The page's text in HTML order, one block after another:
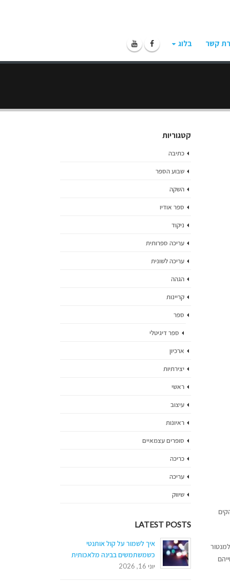
קשר בלוג
הוא הקים
למנטור
קטגוריות
כתיבה
שבוע הספר
השקה
ספר אודיו
ניקוד
עריכה ספרותית
עריכה לשונית
הגהה
קריינות
ספר
ספר דיגיטלי
ארכיון
יצירתיות
ראשי
עיצוב
ראיונות
סופרים עצמאיים
כריכה
עריכה
שיווק
LATEST POSTS
איך לשמור על קול אותנטי
כשמשתמשים בבינה מלאכותית
יוני 16, 2026